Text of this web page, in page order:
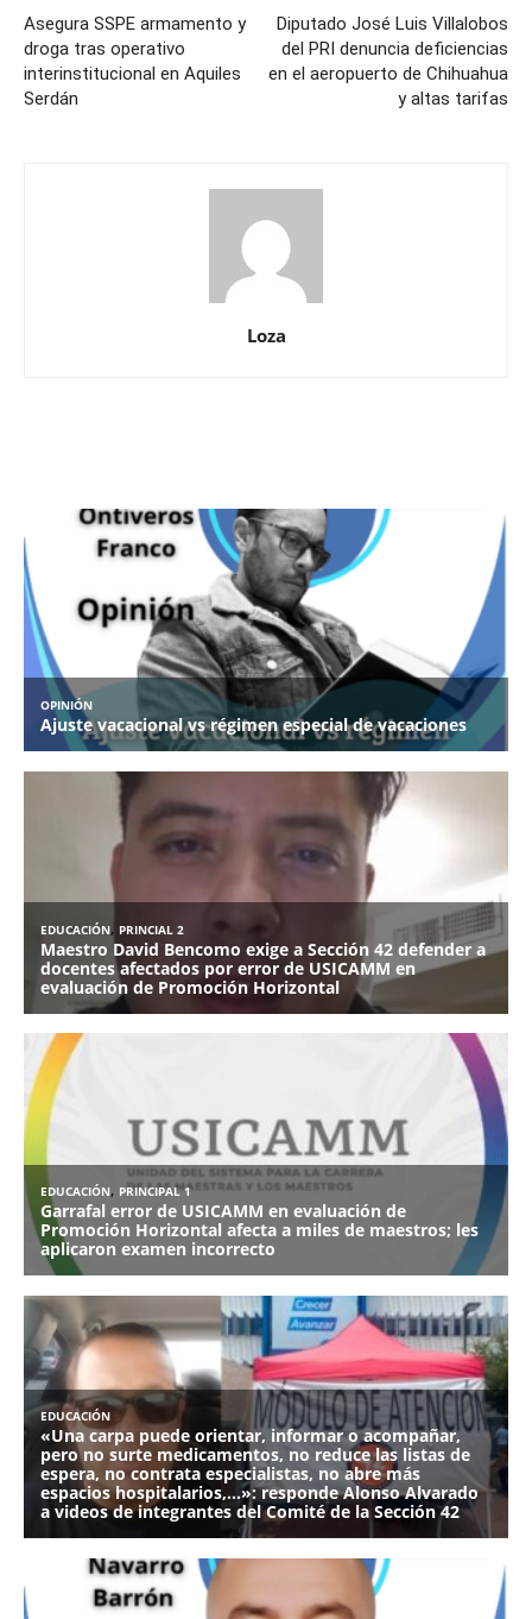
Asegura SSPE armamento y
droga tras operativo
interinstitucional en Aquiles
Serdán
Diputado José Luis Villalobos
del PRI denuncia deficiencias
en el aeropuerto de Chihuahua
y altas tarifas
Loza